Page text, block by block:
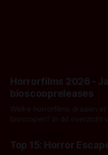
Horrorfilms 2026 -
bioscoopreleases
Welke horrorfilms draaien
bioscopen? In dit overzicht
Top 15: Horror